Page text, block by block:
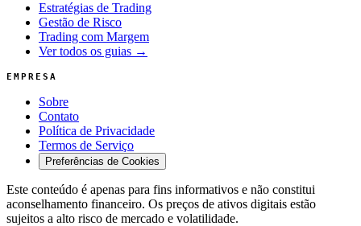
Estratégias de Trading
Gestão de Risco
Trading com Margem
Ver todos os guias →
EMPRESA
Sobre
Contato
Política de Privacidade
Termos de Serviço
Preferências de Cookies
Este conteúdo é apenas para fins informativos e não constitui
aconselhamento financeiro. Os preços de ativos digitais estão
sujeitos a alto risco de mercado e volatilidade.